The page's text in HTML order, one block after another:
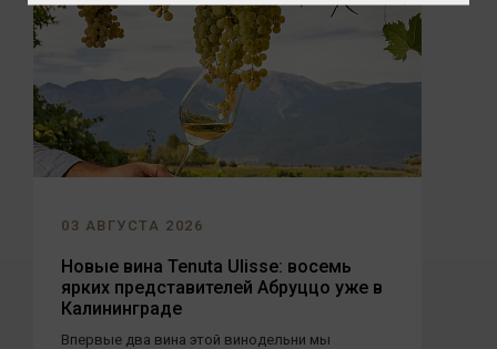
03 АВГУСТА 2026
Новые вина Tenuta Ulisse: восемь
ярких представителей Абруццо уже в
Калининграде
Впервые два вина этой винодельни мы